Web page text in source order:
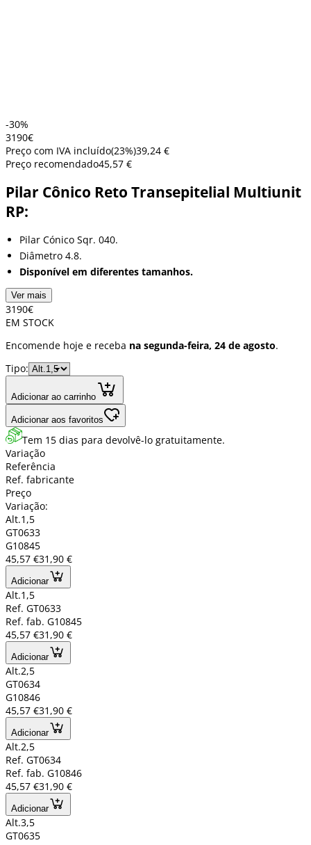
-30%
3190€
Preço com IVA incluído(23%)39,24 €
Preço recomendado45,57 €
Pilar Cônico Reto Transepitelial Multiunit
RP:
Pilar Cónico Sqr. 040.
Diâmetro 4.8.
Disponível em diferentes tamanhos.
Ver mais
3190€
EM STOCK
Encomende hoje e receba na segunda-feira, 24 de agosto.
Tipo:
Adicionar ao carrinho
Adicionar aos favoritos
Tem 15 dias para devolvê-lo gratuitamente.
Variação
Referência
Ref. fabricante
Preço
Variação:
Alt.1,5
GT0633
G10845
45,57 €31,90 €
Adicionar
Alt.1,5
Ref. GT0633
Ref. fab. G10845
45,57 €31,90 €
Adicionar
Alt.2,5
GT0634
G10846
45,57 €31,90 €
Adicionar
Alt.2,5
Ref. GT0634
Ref. fab. G10846
45,57 €31,90 €
Adicionar
Alt.3,5
GT0635